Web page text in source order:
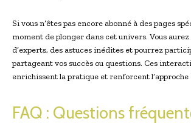
Si vous n’êtes pas encore abonné à des pages
moment de plonger dans cet univers. Vous aurez
d’experts, des astuces inédites et pourrez
partageant vos succès ou questions. Ces
enrichissent la pratique et renforcent l’approche
FAQ : Questions